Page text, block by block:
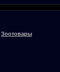
Зоотовары